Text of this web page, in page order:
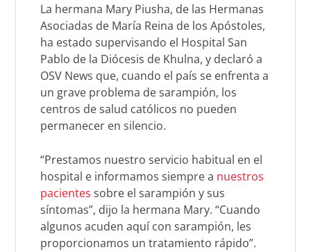
La hermana Mary Piusha, de las Hermanas
Asociadas de María Reina de los Apóstoles,
ha estado supervisando el Hospital San
Pablo de la Diócesis de Khulna, y declaró a
OSV News que, cuando el país se enfrenta a
un grave problema de sarampión, los
centros de salud católicos no pueden
permanecer en silencio.
“Prestamos nuestro servicio habitual en el
hospital e informamos siempre a nuestros
pacientes sobre el sarampión y sus
síntomas”, dijo la hermana Mary. “Cuando
algunos acuden aquí con sarampión, les
proporcionamos un tratamiento rápido”.